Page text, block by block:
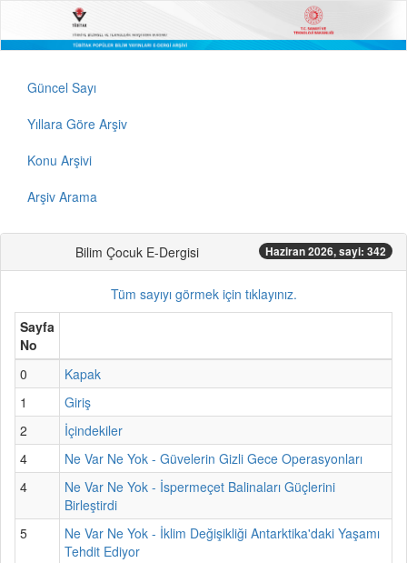
Güncel Sayı
Yıllara Göre Arşiv
Konu Arşivi
Arşiv Arama
Bilim Çocuk E-Dergisi Haziran 2026, sayi: 342
Tüm sayıyı görmek için tıklayınız.
Sayfa
No
0
Kapak
1
Giriş
2
İçindekiler
4
Ne Var Ne Yok - Güvelerin Gizli Gece Operasyonları
4
Ne Var Ne Yok - İspermeçet Balinaları Güçlerini
Birleştirdi
5
Ne Var Ne Yok - İklim Değişikliği Antarktika'daki Yaşamı
Tehdit Ediyor